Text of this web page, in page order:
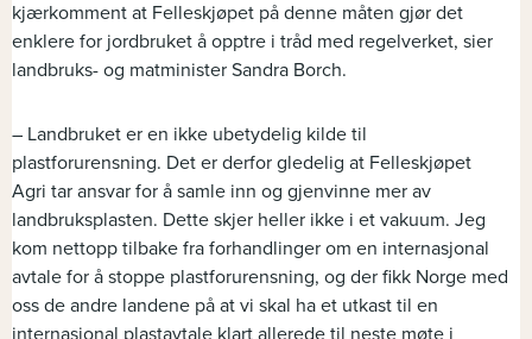
kjærkomment at Felleskjøpet på denne måten gjør det
enklere for jordbruket å opptre i tråd med regelverket, sier
landbruks- og matminister Sandra Borch.
– Landbruket er en ikke ubetydelig kilde til
plastforurensning. Det er derfor gledelig at Felleskjøpet
Agri tar ansvar for å samle inn og gjenvinne mer av
landbruksplasten. Dette skjer heller ikke i et vakuum. Jeg
kom nettopp tilbake fra forhandlinger om en internasjonal
avtale for å stoppe plastforurensning, og der fikk Norge med
oss de andre landene på at vi skal ha et utkast til en
internasjonal plastavtale klart allerede til neste møte i